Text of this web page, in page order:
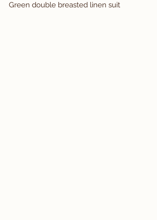
Green double breasted linen suit